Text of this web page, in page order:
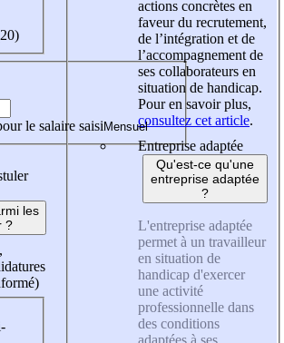
le salaire saisi
les
?
actions concrètes en
faveur du recrutement,
de l’intégration et de
l’accompagnement de
ses collaborateurs en
situation de handicap.
Pour en savoir plus,
consultez cet article.
Entreprise adaptée
Qu'est-ce qu'une
entreprise adaptée
?
L'entreprise adaptée
permet à un travailleur
en situation de
handicap d'exercer
une activité
professionnelle dans
des conditions
adaptées à ses